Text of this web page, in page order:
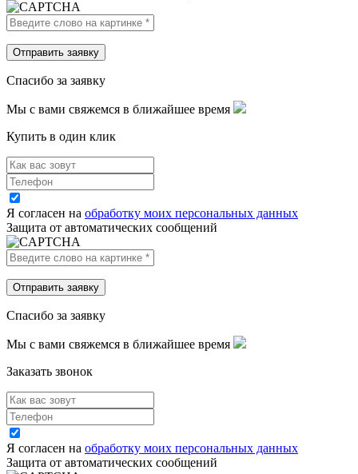
Спасибо за заявку
Мы с вами свяжемся в ближайшее время
Купить в один клик
Я согласен на обработку моих персональных данных
Защита от автоматических сообщений
Спасибо за заявку
Мы с вами свяжемся в ближайшее время
Заказать звонок
Я согласен на обработку моих персональных данных
Защита от автоматических сообщений